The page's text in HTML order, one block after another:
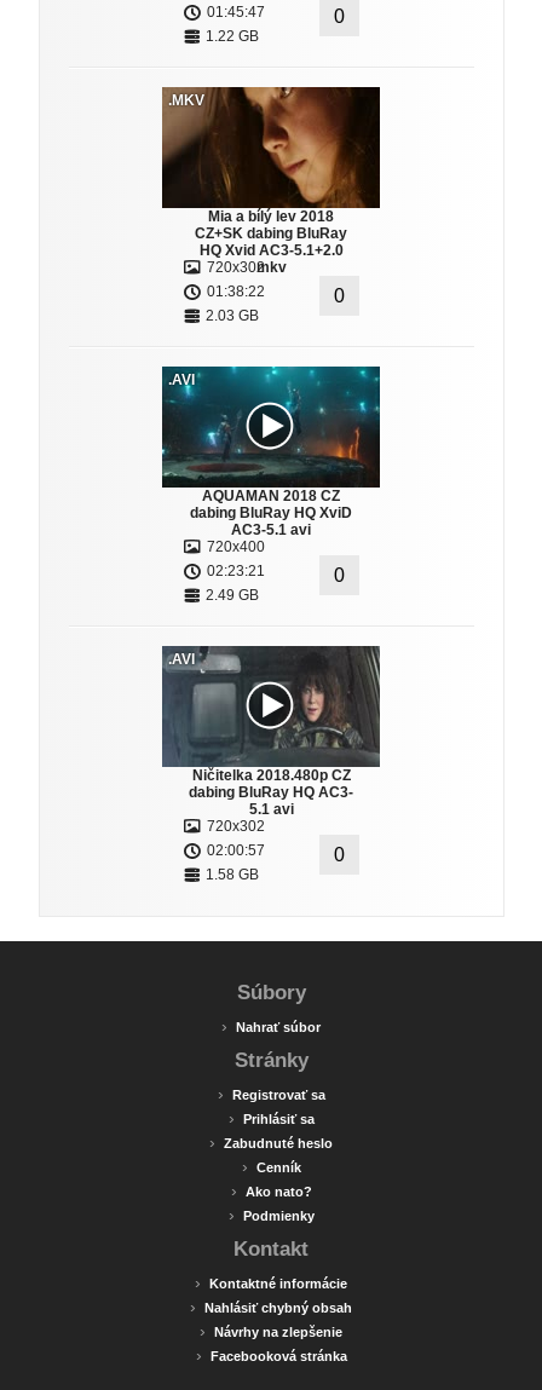
01:45:47
1.22 GB
0
.MKV
Mia a bílý lev 2018
CZ+SK dabing BluRay
HQ Xvid AC3-5.1+2.0
mkv
720x302
01:38:22
2.03 GB
0
.AVI
AQUAMAN 2018 CZ
dabing BluRay HQ XviD
AC3-5.1 avi
720x400
02:23:21
2.49 GB
0
.AVI
Ničitelka 2018.480p CZ
dabing BluRay HQ AC3-
5.1 avi
720x302
02:00:57
1.58 GB
0
Súbory
› Nahrať súbor
Stránky
› Registrovať sa
› Prihlásiť sa
› Zabudnuté heslo
› Cenník
› Ako nato?
› Podmienky
Kontakt
› Kontaktné informácie
› Nahlásiť chybný obsah
› Návrhy na zlepšenie
› Facebooková stránka